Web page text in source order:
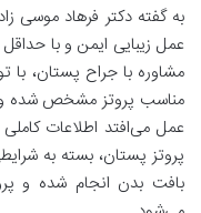
به گفته دکتر فرهاد موسی
عمل زیبایی ایمن و با
مشاوره با جراح پستان، با
مناسب پروتز مشخص شده و
عمل می‌افتد اطلاعات
پروتز پستان، بسته به
بافت بدن انجام شده و